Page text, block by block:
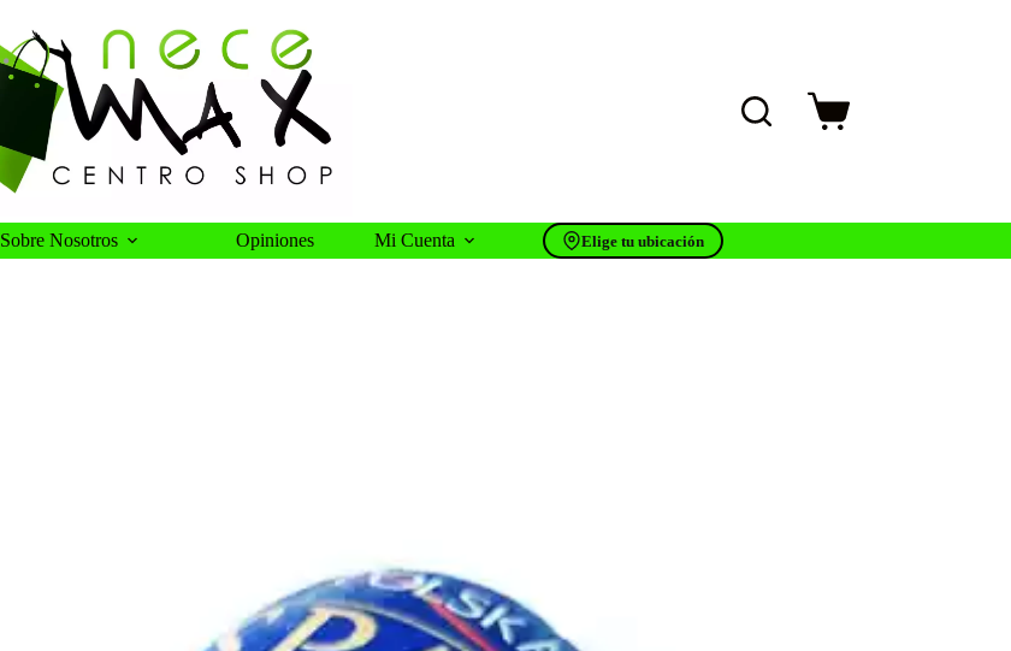
Carro
Sobre Nosotros Opiniones Mi Cuenta Elige tu ubicación